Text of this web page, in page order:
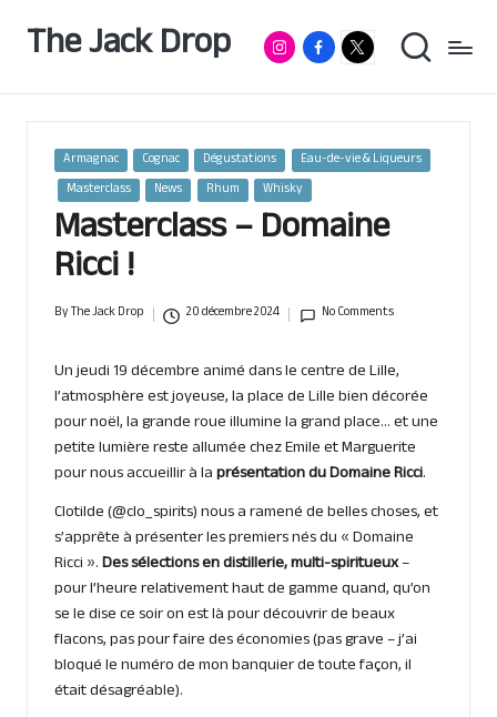
The Jack Drop
Passionné
spiritueux,
basé
InstagramFacebook
RumX
App
Posted
in
Armagnac Cognac Dégustations
Eau-de-vie & Liqueurs
Masterclass
News Rhum Whisky
Masterclass – Domaine
Ricci !
Posted
ByThe Jack Drop 20 décembre 2024 No Comments
Un jeudi 19 décembre animé dans le centre de Lille,
l’atmosphère est joyeuse, la place de Lille bien décorée
pour noël, la grande roue illumine la grand place… et une
petite lumière reste allumée chez Emile et Marguerite
pour nous accueillir à laprésentation du Domaine Ricci.
Clotilde (@clo_spirits) nous a ramené de belles choses, et
s’apprête à présenter les premiers nés du « Domaine
Ricci ».Des sélections en distillerie, multi-spiritueux–
pour l’heure relativement haut de gamme quand, qu’on
se le dise ce soir on est là pour découvrir de beaux
flacons, pas pour faire des économies (pas grave – j’ai
bloqué le numéro de mon banquier de toute façon, il
était désagréable).